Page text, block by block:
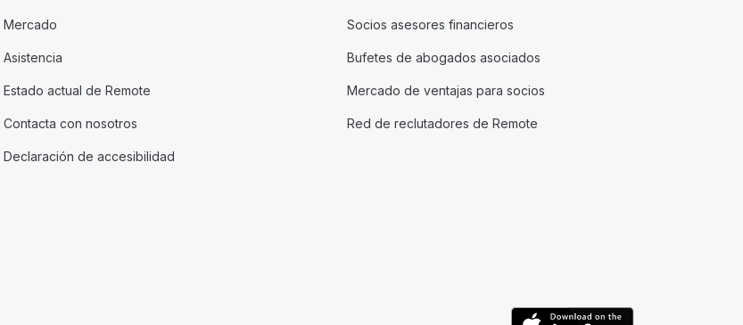
Mercado
Asistencia
Estado actual de Remote
Contacta con nosotros
Declaración de accesibilidad
Socios asesores financieros
Bufetes de abogados asociados
Mercado de ventajas para socios
Red de reclutadores de Remote